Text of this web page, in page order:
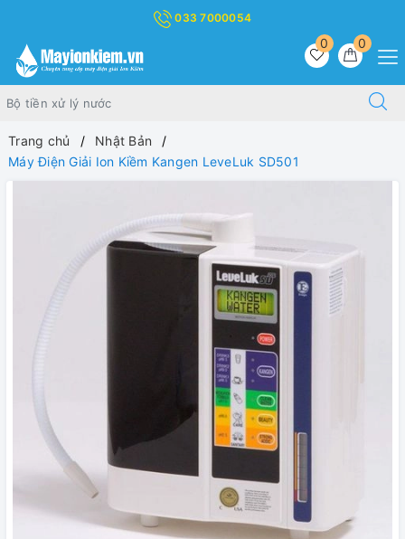
033 7000054
0
0
Trang chủ
Nhật Bản
Máy Điện Giải Ion Kiềm Kangen LeveLuk SD501